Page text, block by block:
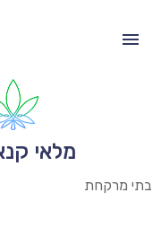
מלאי
בתי מרקחת